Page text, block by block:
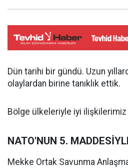
Dün tarihi bir gündü. Uzun
olaylardan birine tanıklık ettik.
Bölge ülkeleriyle iyi ilişkilerimiz
NATO'NUN 5.
Mekke Ortak Savunma